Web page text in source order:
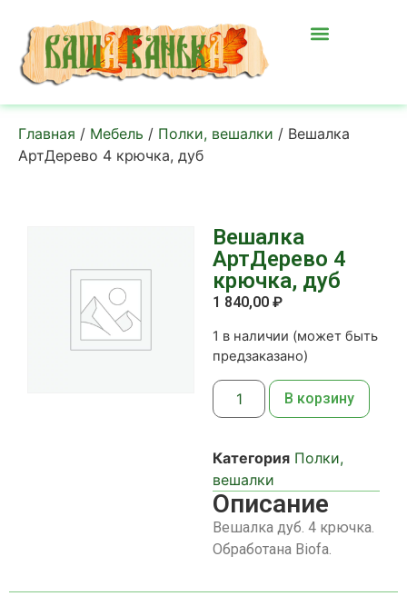
Главная / Мебель / Полки, вешалки / Вешалка
АртДерево 4 крючка, дуб
Вешалка
АртДерево 4
крючка, дуб
1 840,00 ₽
1 в наличии (может быть
предзаказано)
В корзину
Категория Полки,
вешалки
Описание
Вешалка дуб. 4 крючка.
Обработана Biofa.